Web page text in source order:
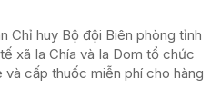
Chỉ huy Bộ đội Biên phòng tỉnh
xã Ia Chía và Ia Dom tổ chức
cấp thuốc miễn phí cho hàng